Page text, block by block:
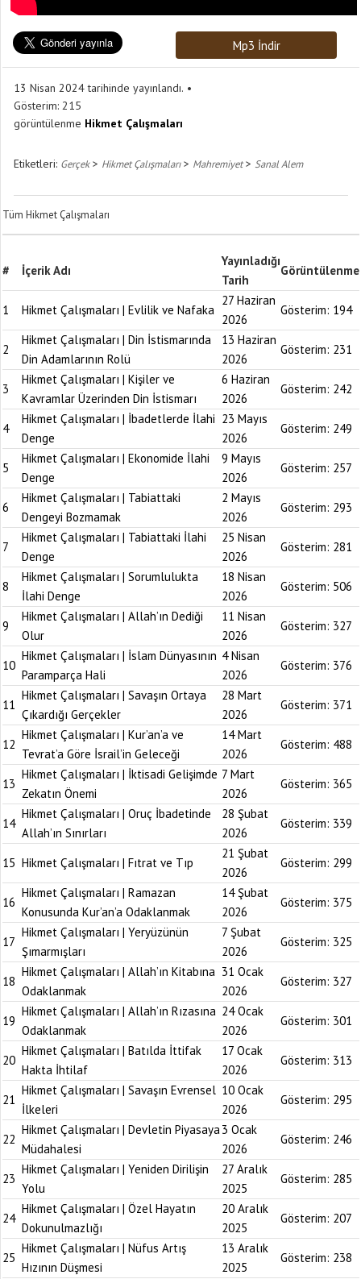
Mp3 İndir
13 Nisan 2024 tarihinde yayınlandı.
Gösterim: 215
görüntülenme Hikmet Çalışmaları
Etiketleri: Gerçek> Hikmet Çalışmaları> Mahremiyet> Sanal Alem
Tüm Hikmet Çalışmaları
# İçerik Adı
Yayınladığı
Tarih
Görüntülenme
1 Hikmet Çalışmaları | Evlilik ve Nafaka
27 Haziran
2026
Gösterim: 194
2
Hikmet Çalışmaları | Din İstismarında
Din Adamlarının Rolü
13 Haziran
2026
Gösterim: 231
3
Hikmet Çalışmaları | Kişiler ve
Kavramlar Üzerinden Din İstismarı
6 Haziran
2026
Gösterim: 242
4
Hikmet Çalışmaları | İbadetlerde İlahi
Denge
23 Mayıs
2026
Gösterim: 249
5
Hikmet Çalışmaları | Ekonomide İlahi
Denge
9 Mayıs
2026
Gösterim: 257
6
Hikmet Çalışmaları | Tabiattaki
Dengeyi Bozmamak
2 Mayıs
2026
Gösterim: 293
7
Hikmet Çalışmaları | Tabiattaki İlahi
Denge
25 Nisan
2026
Gösterim: 281
8
Hikmet Çalışmaları | Sorumlulukta
İlahi Denge
18 Nisan
2026
Gösterim: 506
9
Hikmet Çalışmaları | Allah’ın Dediği
Olur
11 Nisan
2026
Gösterim: 327
10
Hikmet Çalışmaları | İslam Dünyasının
Paramparça Hali
4 Nisan
2026
Gösterim: 376
11
Hikmet Çalışmaları | Savaşın Ortaya
Çıkardığı Gerçekler
28 Mart
2026
Gösterim: 371
12
Hikmet Çalışmaları | Kur’an’a ve
Tevrat’a Göre İsrail’in Geleceği
14 Mart
2026
Gösterim: 488
13
Hikmet Çalışmaları | İktisadi Gelişimde
Zekatın Önemi
7 Mart
2026
Gösterim: 365
14
Hikmet Çalışmaları | Oruç İbadetinde
Allah’ın Sınırları
28 Şubat
2026
Gösterim: 339
15 Hikmet Çalışmaları | Fıtrat ve Tıp
21 Şubat
2026
Gösterim: 299
16
Hikmet Çalışmaları | Ramazan
Konusunda Kur’an’a Odaklanmak
14 Şubat
2026
Gösterim: 375
17
Hikmet Çalışmaları | Yeryüzünün
Şımarmışları
7 Şubat
2026
Gösterim: 325
18
Hikmet Çalışmaları | Allah’ın Kitabına
Odaklanmak
31 Ocak
2026
Gösterim: 327
19
Hikmet Çalışmaları | Allah’ın Rızasına
Odaklanmak
24 Ocak
2026
Gösterim: 301
20
Hikmet Çalışmaları | Batılda İttifak
Hakta İhtilaf
17 Ocak
2026
Gösterim: 313
21
Hikmet Çalışmaları | Savaşın Evrensel
İlkeleri
10 Ocak
2026
Gösterim: 295
22
Hikmet Çalışmaları | Devletin Piyasaya
Müdahalesi
3 Ocak
2026
Gösterim: 246
23
Hikmet Çalışmaları | Yeniden Dirilişin
Yolu
27 Aralık
2025
Gösterim: 285
24
Hikmet Çalışmaları | Özel Hayatın
Dokunulmazlığı
20 Aralık
2025
Gösterim: 207
25
Hikmet Çalışmaları | Nüfus Artış
Hızının Düşmesi
13 Aralık
2025
Gösterim: 238